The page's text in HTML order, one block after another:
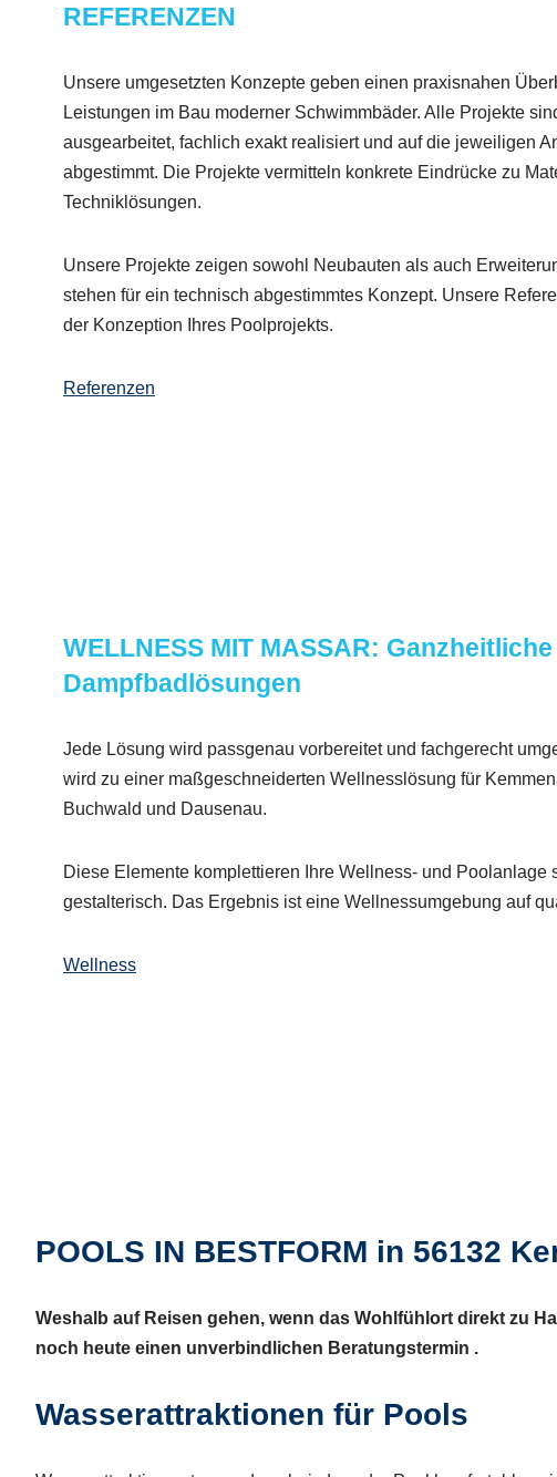
REFERENZEN
Unsere umgesetzten Konzepte geben einen praxisnahen
Leistungen im Bau moderner Schwimmbäder. Alle Projekte
ausgearbeitet, fachlich exakt realisiert und auf die jeweiligen
abgestimmt. Die Projekte vermitteln konkrete Eindrücke zu
Techniklösungen.
Unsere Projekte zeigen sowohl Neubauten als auch
stehen für ein technisch abgestimmtes Konzept. Unsere
der Konzeption Ihres Poolprojekts.
Referenzen
WELLNESS MIT MASSAR:
Dampfbadlösungen
Jede Lösung wird passgenau vorbereitet und fachgerecht
wird zu einer maßgeschneiderten Wellnesslösung für
Buchwald und Dausenau.
Diese Elemente komplettieren Ihre Wellness- und Poolanlage
gestalterisch. Das Ergebnis ist eine Wellnessumgebung auf
Wellness
POOLS IN BESTFORM in 56132
Weshalb auf Reisen gehen, wenn das Wohlfühlort direkt zu
noch heute einen unverbindlichen Beratungstermin .
Wasserattraktionen für Pools